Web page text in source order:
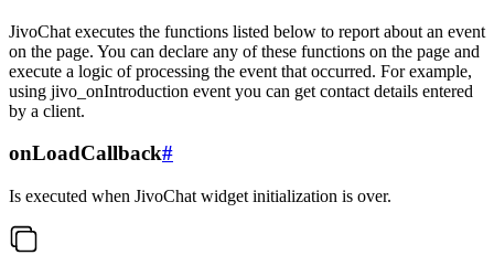
JivoChat executes the functions listed below to report about an event
on the page. You can declare any of these functions on the page and
execute a logic of processing the event that occurred. For example,
using jivo_onIntroduction event you can get contact details entered
by a client.
onLoadCallback#
Is executed when JivoChat widget initialization is over.